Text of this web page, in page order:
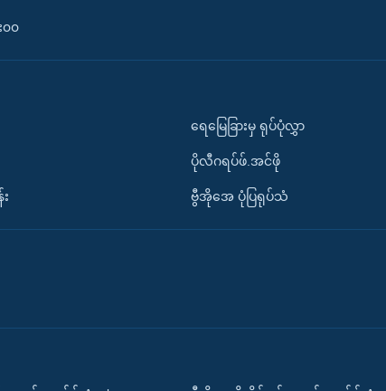
၀၀
ရေမြေခြားမှ ရုပ်ပုံလွှာ
ပိုလီဂရပ်ဖ်.အင်ဖို
ဗွီအိုအေ ပုံပြရုပ်သံ